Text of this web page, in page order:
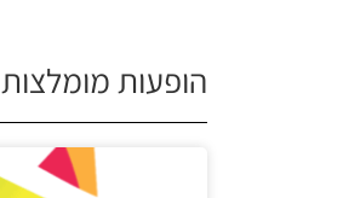
הופעות מומלצות